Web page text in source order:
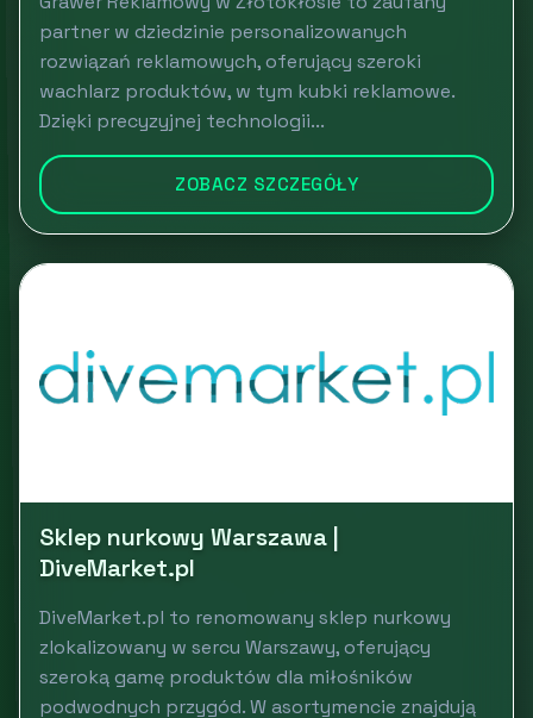
partner w dziedzinie personalizowanych
rozwiązań reklamowych, oferujący szeroki
wachlarz produktów, w tym kubki reklamowe.
Dzięki precyzyjnej technologii...
ZOBACZ SZCZEGÓŁY
Sklep nurkowy Warszawa |
DiveMarket.pl
DiveMarket.pl to renomowany sklep nurkowy
zlokalizowany w sercu Warszawy, oferujący
szeroką gamę produktów dla miłośników
podwodnych przygód. W asortymencie znajdują